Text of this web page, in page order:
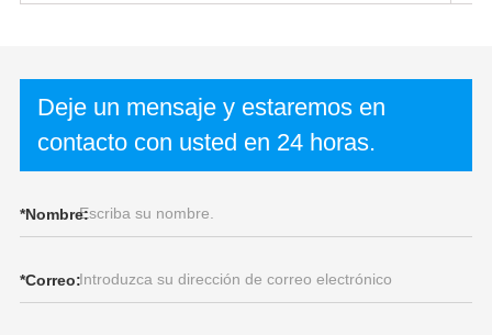
Deje un mensaje y estaremos en
contacto con usted en 24 horas.
*Nombre:
*Correo: